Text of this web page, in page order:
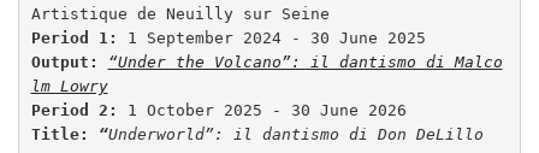
Period 1:
Output:
“Under the Volcano”: il dantismo di Malco
lm Lowry
Period 2:
Title: “Underworld”